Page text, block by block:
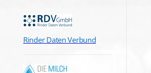
Rinder Daten Verbund